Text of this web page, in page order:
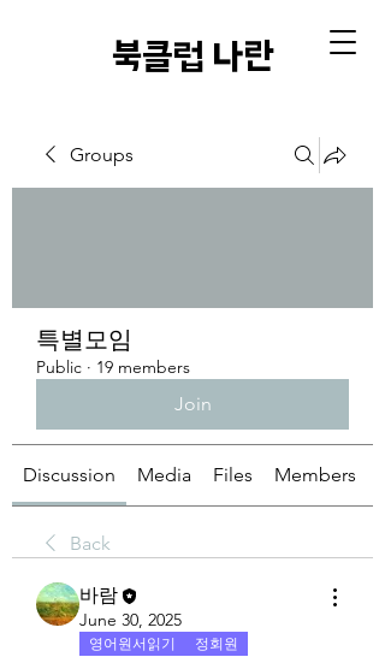
​북클럽 나란
Groups
특별모임
Public · 19 members
Join
Discussion Media Files Members
Back
바람
June 30, 2025
영어원서읽기 정회원